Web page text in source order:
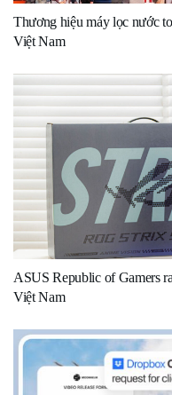
Thương hiệu máy lọc nước
Việt Nam
ASUS Republic of Gamers
Việt Nam